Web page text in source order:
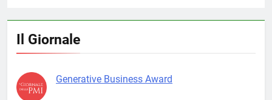
Il Giornale
Generative Business Award